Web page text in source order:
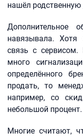
нашёл родственную
Дополнительное
навязывала. Хотя
связь с
много
определённого
продать, то
например, со
небольшой процент.
Многие считают,